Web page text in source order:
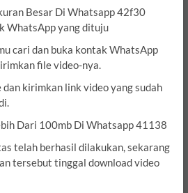
Besar Di Whatsapp 42f30
WhatsApp yang dituju
cari dan buka kontak WhatsApp
file video-nya.
kirimkan link video yang sudah
Dari 100mb Di Whatsapp 41138
telah berhasil dilakukan, sekarang
tersebut tinggal download video